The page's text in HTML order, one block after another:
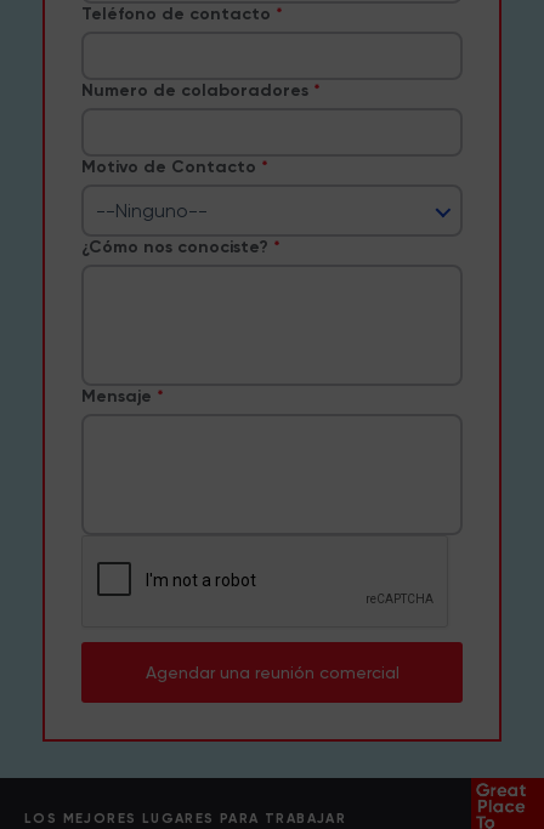
Teléfono de contacto
Numero de colaboradores
Motivo de Contacto
--Ninguno--
¿Cómo nos conociste?
Mensaje
Agendar una reunión comercial
LOS MEJORES LUGARES PARA TRABAJAR